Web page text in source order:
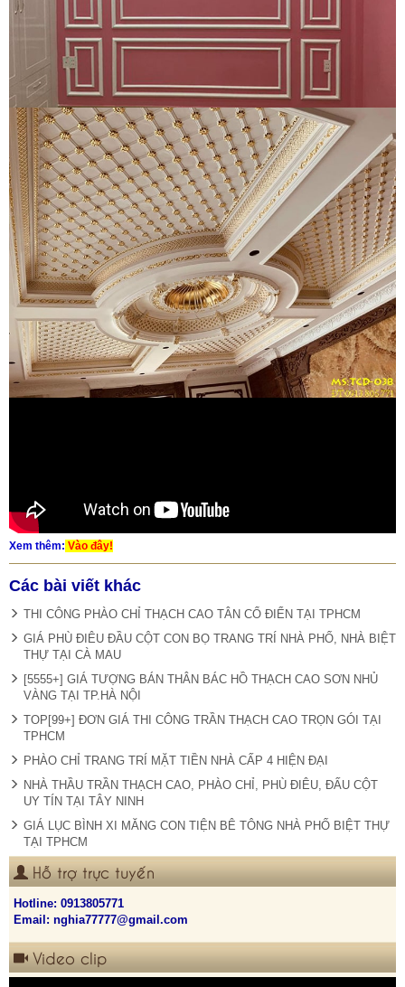
Xem thêm: Vào đây!
Các bài viết khác
THI CÔNG PHÀO CHỈ THẠCH CAO TÂN CỔ ĐIỂN TẠI TPHCM
GIÁ PHÙ ĐIÊU ĐẦU CỘT CON BỌ TRANG TRÍ NHÀ PHỐ, NHÀ BIỆT
THỰ TẠI CÀ MAU
[5555+] GIÁ TƯỢNG BÁN THÂN BÁC HỒ THẠCH CAO SƠN NHỦ
VÀNG TẠI TP.HÀ NỘI
TOP[99+] ĐƠN GIÁ THI CÔNG TRẦN THẠCH CAO TRỌN GÓI TẠI
TPHCM
PHÀO CHỈ TRANG TRÍ MẶT TIỀN NHÀ CẤP 4 HIỆN ĐẠI
NHÀ THẦU TRẦN THẠCH CAO, PHÀO CHỈ, PHÙ ĐIÊU, ĐẤU CỘT
UY TÍN TẠI TÂY NINH
GIÁ LỤC BÌNH XI MĂNG CON TIỆN BÊ TÔNG NHÀ PHỐ BIỆT THỰ
TẠI TPHCM
Hỗ trợ trực tuyến
Hotline: 0913805771
Email: nghia77777@gmail.com
Video clip